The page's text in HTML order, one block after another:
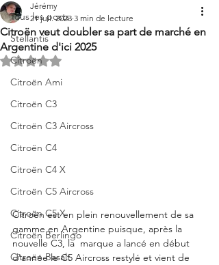
Tous les posts
Stellantis
Citroën
Citroën Ami
Citroën C3
Citroën C3 Aircross
Citroën C4
Citroën C4 X
Citroën C5 Aircross
Citroën C5 X
Citroën Berlingo
Citroën Basalt
Citroën veut doubler sa part de marché en
Argentine d'ici 2025
Jérémy
21 juil. 2023 3 min de lecture
Noté NaN étoiles sur 5.
Citroën est en plein renouvellement de sa
gamme en Argentine puisque, après la
nouvelle C3, la  marque a lancé en début
d'année le C5 Aircross restylé et vient de